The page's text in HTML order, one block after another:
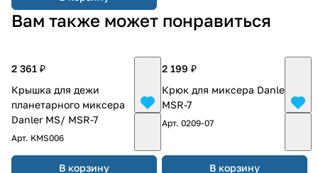
Вам также может понравиться
2 361 ₽
Крышка для дежи
планетарного миксера
Danler MS/ MSR-7
Арт. KMS006
В корзину
2 199 ₽
Крюк для миксера Danler
MSR-7
Арт. 0209-07
В корзину